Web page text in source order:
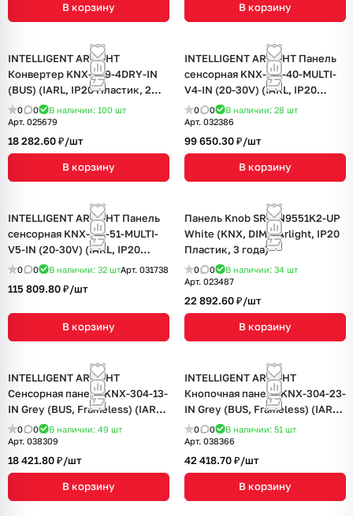
В корзину В корзину
INTELLIGENT ARLIGHT
Конвертер KNX-309-4DRY-IN
(BUS) (IARL, IP20 Пластик, 2
года)
0 0 В наличии: 100 шт
Арт. 025679
18 282.60 ₽/шт
В корзину
INTELLIGENT ARLIGHT Панель
сенсорная KNX-113-40-MULTI-
V4-IN (20-30V) (IARL, IP20
Пластик, 2 года)
0 0 В наличии: 28 шт
Арт. 032386
99 650.30 ₽/шт
В корзину
INTELLIGENT ARLIGHT Панель
сенсорная KNX-113-51-MULTI-
V5-IN (20-30V) (IARL, IP20
Пластик, 2 года)
0 0 В наличии: 32 штАрт. 031738
115 809.80 ₽/шт
В корзину
Панель Knob SR-KN9551K2-UP
White (KNX, DIM) (Arlight, IP20
Пластик, 3 года)
0 0 В наличии: 34 шт
Арт. 023487
22 892.60 ₽/шт
В корзину
INTELLIGENT ARLIGHT
Сенсорная панель KNX-304-13-
IN Grey (BUS, Frameless) (IARL,
IP20 Металл, 2 года)
0 0 В наличии: 49 шт
Арт. 038309
18 421.80 ₽/шт
В корзину
INTELLIGENT ARLIGHT
Кнопочная панель KNX-304-23-
IN Grey (BUS, Frameless) (IARL,
IP20 Металл, 2 года)
0 0 В наличии: 51 шт
Арт. 038366
42 418.70 ₽/шт
В корзину